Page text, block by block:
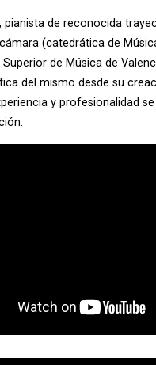
pianista de reconocida
(catedrática de
de Música de
del mismo desde su
y profesionalidad